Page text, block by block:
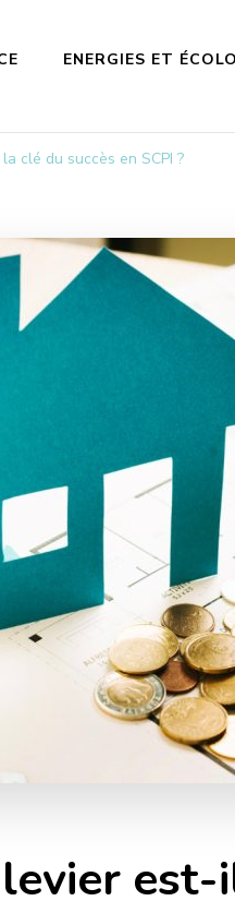
ENERGIES ET
clé du succès en SCPI ?